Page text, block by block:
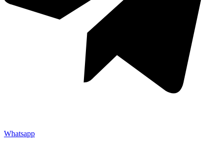
Whatsapp